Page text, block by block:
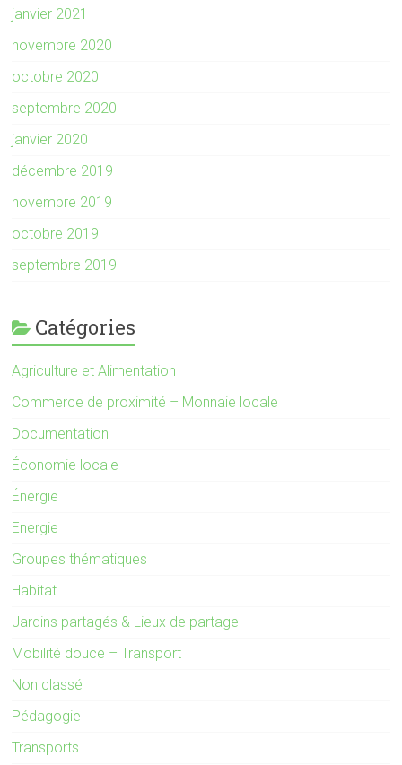
janvier 2021
novembre 2020
octobre 2020
septembre 2020
janvier 2020
décembre 2019
novembre 2019
octobre 2019
septembre 2019
Catégories
Agriculture et Alimentation
Commerce de proximité – Monnaie locale
Documentation
Économie locale
Énergie
Energie
Groupes thématiques
Habitat
Jardins partagés & Lieux de partage
Mobilité douce – Transport
Non classé
Pédagogie
Transports